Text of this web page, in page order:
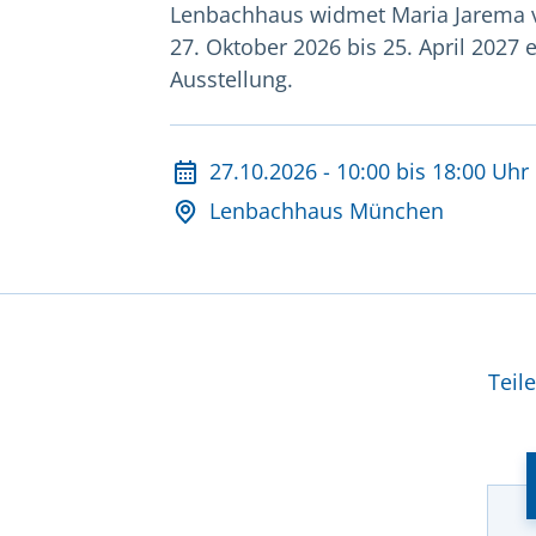
Lenbachhaus widmet Maria Jarema
27. Oktober 2026 bis 25. April 2027
Ausstellung.
Datum und
27.10.2026 - 10:00 bis 18:00 Uhr
Lenbachhaus München